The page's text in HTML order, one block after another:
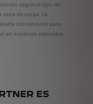
según el tipo de
de carga. La
conveniente para
en espacios reducidos.
ES